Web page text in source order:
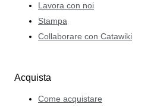
Lavora con noi
Stampa
Collaborare con Catawiki
Acquista
Come acquistare